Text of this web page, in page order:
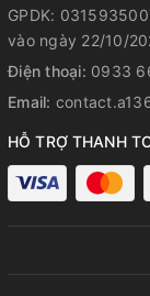
GPDK:
vào ngày 22/10/
Điện thoại: 0933
Email:
HỖ TRỢ THANH